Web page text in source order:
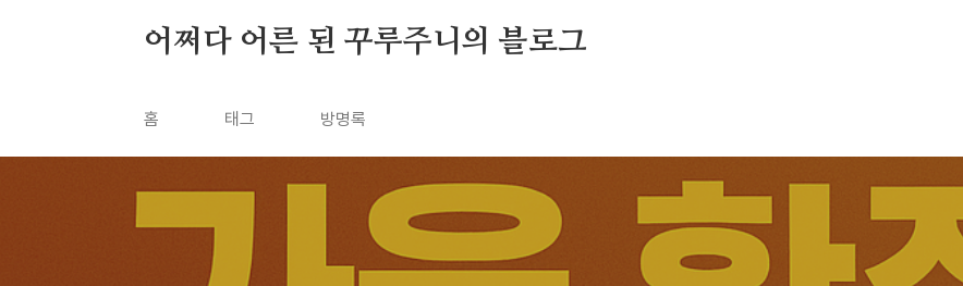
어쩌다 어른 된 꾸루주니의 블로그
홈 태그 방명록